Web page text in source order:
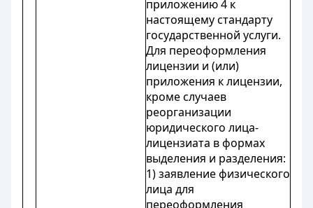
приложению 4 к
настоящему стандарту
государственной услуги.
Для переоформления
лицензии и (или)
приложения к лицензии,
кроме случаев
реорганизации
юридического лица-
лицензиата в формах
выделения и разделения:
1) заявление физического
лица для
переоформления